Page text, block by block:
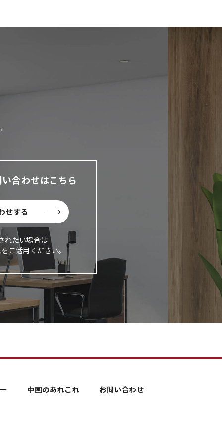
合わせはこちら
せする
れたい場合は
ご活用ください。
中国のあれこれ お問い合わせ